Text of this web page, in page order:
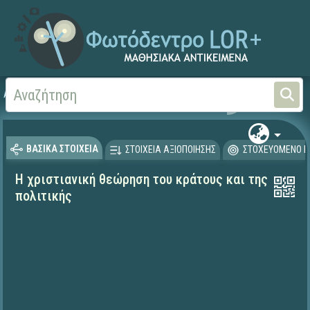
Αρχική
ΒΑΣΙΚΑ ΣΤΟΙΧΕΙΑ ΣΤΟΙΧΕΙΑ ΑΞΙΟΠΟΙΗΣΗΣ ΣΤΟΧΕΥΟΜΕΝΟ
Η χριστιανική θεώρηση του κράτους και της
πολιτικής